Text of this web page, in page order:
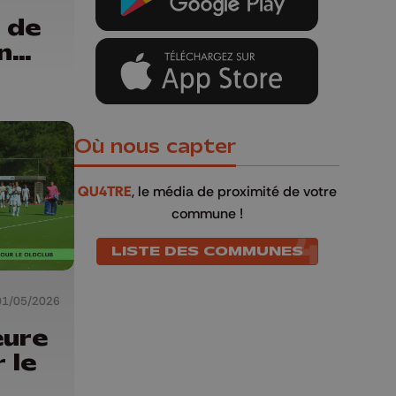
de
05/2026
le
Où nous capter
QU4TRE, le média de proximité de votre
commune !
LISTE DES COMMUNES